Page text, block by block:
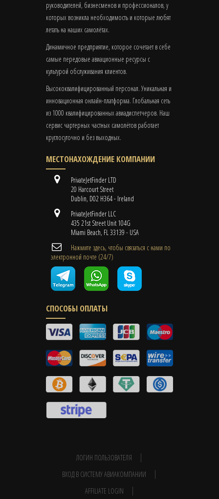
руководителей, бизнесменов и профессионалов, у
которых возникла необходимость и которые любят
летать на наших самолётах.
Динамичное предприятие, которое сочетает в себе
самые передовые авиационные ресурсы с
культурой обслуживания клиентов.
Высококвалифицированный персонал. Уникальная и
инновационная онлайн-платформа. Глобальная сеть
из 1000 квалифицированных авиадиспетчеров. Наш
сервис чартерных частных самолётов работает
круглосуточно и без выходных.
МЕСТОНАХОЖДЕНИЕ КОМПАНИИ
PrivateJetFinder LTD
20 Harcourt Street
Dublin, D02 H364 - Ireland
PrivateJetFinder LLC
435 21st Street Unit 104G
Miami Beach, FL 33139 - USA
Нажмите здесь, чтобы связаться с нами по
электронной почте (24/7)
СПОСОБЫ ОПЛАТЫ
ЛОГИН ПОЛЬЗОВАТЕЛЯ
ВХОД В СИСТЕМУ АВИАКОМПАНИИ
AFFILIATE LOGIN